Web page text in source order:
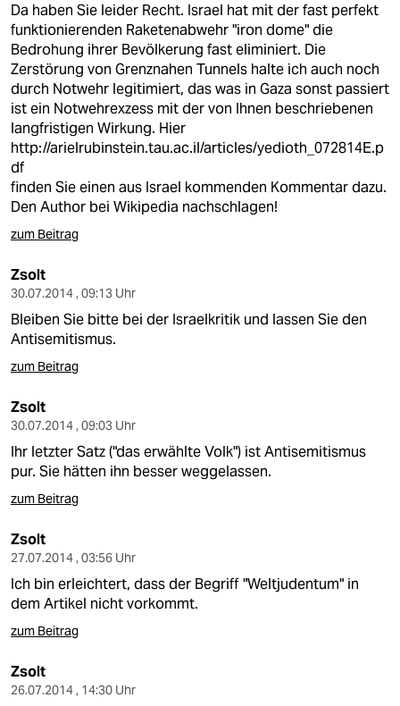
Da haben Sie leider Recht. Israel hat mit der fast perfekt
funktionierenden Raketenabwehr "iron dome" die
Bedrohung ihrer Bevölkerung fast eliminiert. Die
Zerstörung von Grenznahen Tunnels halte ich auch noch
durch Notwehr legitimiert, das was in Gaza sonst passiert
ist ein Notwehrexzess mit der von Ihnen beschriebenen
langfristigen Wirkung. Hier
http://arielrubinstein.tau.ac.il/articles/yedioth_072814E.p
df
finden Sie einen aus Israel kommenden Kommentar dazu.
Den Author bei Wikipedia nachschlagen!
zum Beitrag
Zsolt
30.07.2014 , 09:13 Uhr
Bleiben Sie bitte bei der Israelkritik und lassen Sie den
Antisemitismus.
zum Beitrag
Zsolt
30.07.2014 , 09:03 Uhr
Ihr letzter Satz ("das erwählte Volk") ist Antisemitismus
pur. Sie hätten ihn besser weggelassen.
zum Beitrag
Zsolt
27.07.2014 , 03:56 Uhr
Ich bin erleichtert, dass der Begriff "Weltjudentum" in
dem Artikel nicht vorkommt.
zum Beitrag
Zsolt
26.07.2014 , 14:30 Uhr